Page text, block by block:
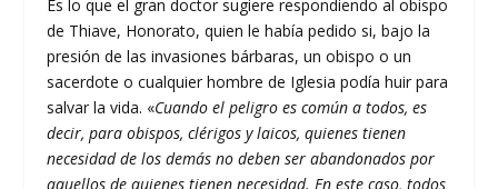
Es lo que el gran doctor sugiere respondiendo al obispo
de Thiave, Honorato, quien le había pedido si, bajo la
presión de las invasiones bárbaras, un obispo o un
sacerdote o cualquier hombre de Iglesia podía huir para
salvar la vida. «Cuando el peligro es común a todos, es
decir, para obispos, clérigos y laicos, quienes tienen
necesidad de los demás no deben ser abandonados por
aquellos de quienes tienen necesidad. En este caso, todos